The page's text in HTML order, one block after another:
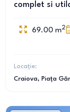
complet si
69.00 m2
Locație:
Craiova, Piața